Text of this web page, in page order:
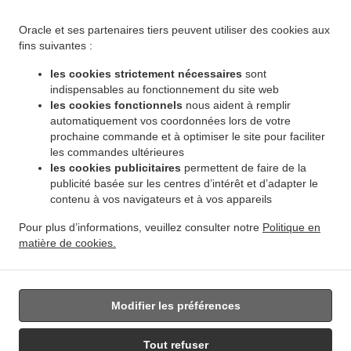
Oracle et ses partenaires tiers peuvent utiliser des cookies aux
fins suivantes :
les cookies strictement nécessaires sont
indispensables au fonctionnement du site web
les cookies fonctionnels nous aident à remplir
automatiquement vos coordonnées lors de votre
prochaine commande et à optimiser le site pour faciliter
les commandes ultérieures
les cookies publicitaires permettent de faire de la
publicité basée sur les centres d’intérêt et d’adapter le
contenu à vos navigateurs et à vos appareils
Pour plus d’informations, veuillez consulter notre Politique en
matière de cookies.
Tout refuser
Modifier les préférences
cuisinés African Food Winnipeg Vista
.
cuisinés African Food Winnipeg River Park South Livraison de plats cuisinés African
Food Winnipeg Powerview . Livraison de plats cuisinés African Food Winnipeg
Middlechurch . Livraison de plats cuisinés African Food Winnipeg Vermette . Livraison de
.
Livraison de plats cuisinés African Food East Saint Paul Ki l- Cona Park Livraison
de plats cuisinés African Food East Saint Paul . Livraison de plats cuisinés African Food
cuisinés African Food Traverse Bay